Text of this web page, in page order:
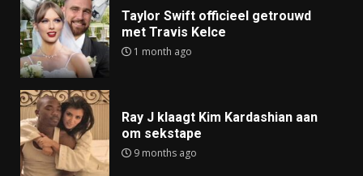
Taylor Swift officieel getrouwd
met Travis Kelce
1 month ago
Ray J klaagt Kim Kardashian aan
om sekstape
9 months ago